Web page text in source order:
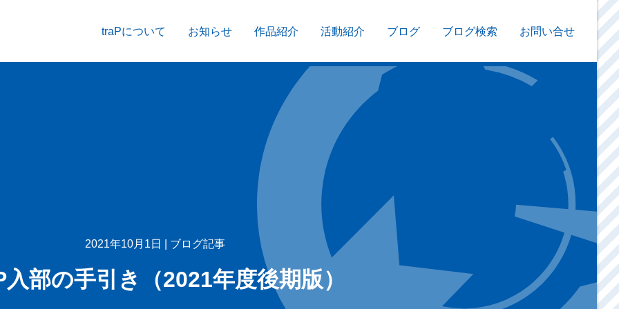
traPについて お知らせ 作品紹介 活動紹介 ブログ ブログ検索 お問い合せ
2021年10月1日 | ブログ記事
部の手引き（2021年度後期版）